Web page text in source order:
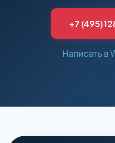
+7 (495)
Написать в